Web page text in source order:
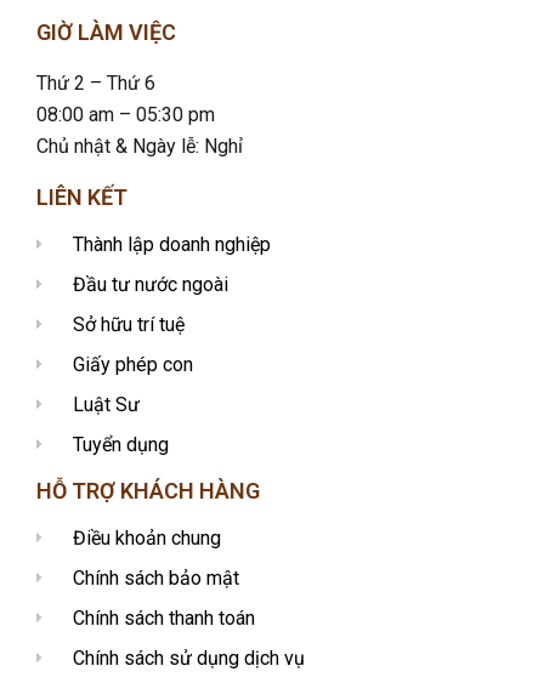
GIỜ LÀM VIỆC
Thứ 2 – Thứ 6
08:00 am – 05:30 pm
Chủ nhật & Ngày lễ: Nghỉ
LIÊN KẾT
Thành lập doanh nghiệp
Đầu tư nước ngoài
Sở hữu trí tuệ
Giấy phép con
Luật Sư
Tuyển dụng
HỖ TRỢ KHÁCH HÀNG
Điều khoản chung
Chính sách bảo mật
Chính sách thanh toán
Chính sách sử dụng dịch vụ